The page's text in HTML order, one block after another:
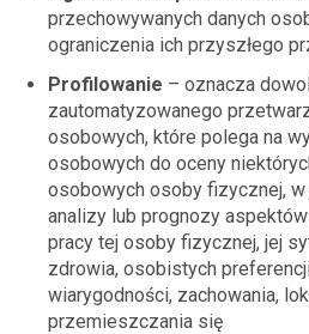
przechowywanych danych
ograniczenia ich przyszłego
Profilowanie – oznacza
zautomatyzowanego
osobowych, które polega na
osobowych do oceny
osobowych osoby fizycznej,
analizy lub prognozy
pracy tej osoby fizycznej, jej
zdrowia, osobistych
wiarygodności, zachowania,
przemieszczania się